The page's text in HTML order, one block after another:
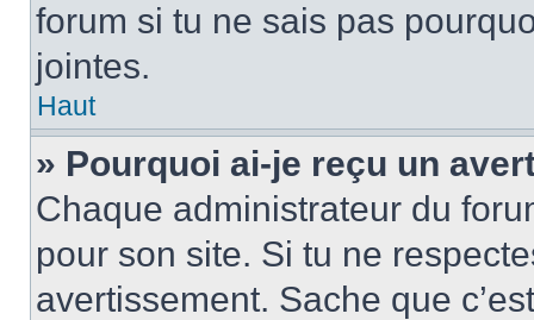
forum si tu ne sais pas
jointes.
Haut
» Pourquoi ai-je reçu un
Chaque administrateur du
pour son site. Si tu ne
avertissement. Sache que